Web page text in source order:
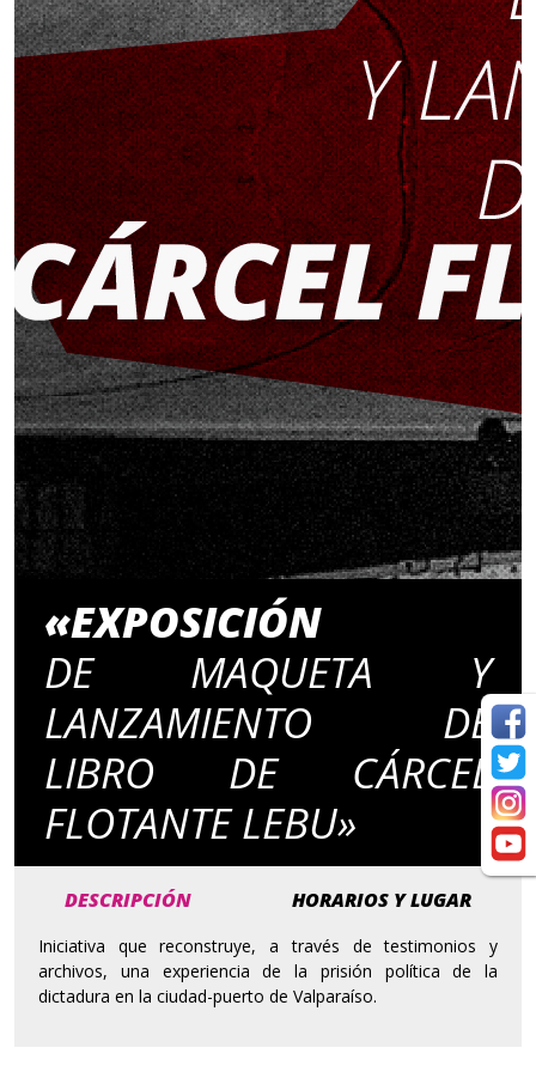
«EXPOSICIÓN
DE MAQUETA Y
LANZAMIENTO DE
LIBRO DE CÁRCEL
FLOTANTE LEBU»
DESCRIPCIÓN HORARIOS Y LUGAR
Iniciativa que reconstruye, a través de testimonios y
archivos, una experiencia de la prisión política de la
dictadura en la ciudad-puerto de Valparaíso.